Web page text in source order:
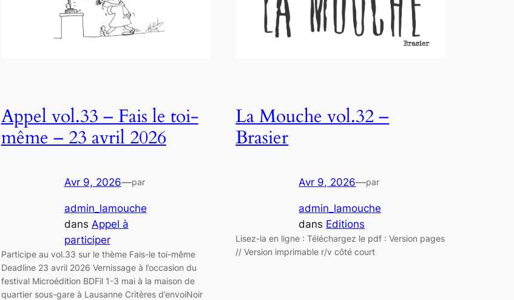
Appel vol.33 – Fais le toi-
même – 23 avril 2026
Avr 9, 2026—par
admin_lamouche
dans Appel à
participer
Participe au vol.33 sur le thème Fais-le toi-même
Deadline 23 avril 2026 Vernissage à l’occasion du
festival Microédition BDFil 1-3 mai à la maison de
quartier sous-gare à Lausanne Critères d’envoiNoir
La Mouche vol.32 –
Brasier
Avr 9, 2026—par
admin_lamouche
dans Editions
Lisez-la en ligne : Téléchargez le pdf : Version pages
// Version imprimable r/v côté court